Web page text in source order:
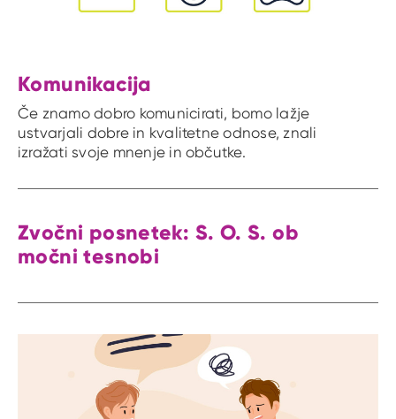
Komunikacija
Če znamo dobro komunicirati, bomo lažje
ustvarjali dobre in kvalitetne odnose, znali
izražati svoje mnenje in občutke.
Zvočni posnetek: S. O. S. ob
močni tesnobi